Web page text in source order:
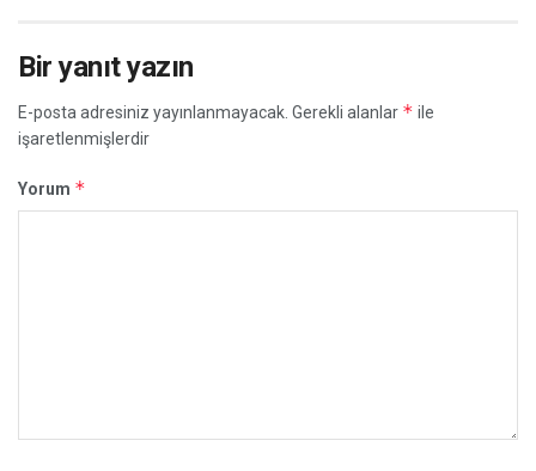
Bir yanıt yazın
E-posta adresiniz yayınlanmayacak. Gerekli alanlar * ile
işaretlenmişlerdir
Yorum *